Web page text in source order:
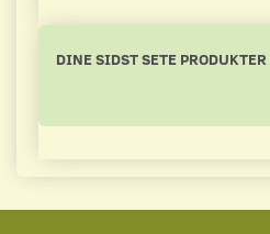
DINE SIDST SETE PRODUKTER